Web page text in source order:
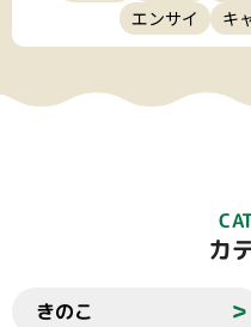
エンサイ
キ
カ
きのこ ＞